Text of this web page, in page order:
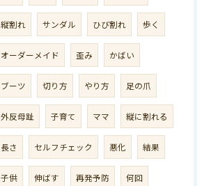
縦割れ サンダル ひび割れ 歩く
オーダーメイド 歪み かばい
ブーツ 切り方 やり方 足の爪
外反母趾 子育て ママ 縦に割れる
長さ セルフチェック 悪化 結果
子供 伸ばす 再発予防 何回